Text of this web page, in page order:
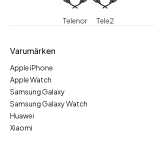
Telenor Tele2
Varumärken
Apple iPhone
Apple Watch
Samsung Galaxy
Samsung Galaxy Watch
Huawei
Xiaomi